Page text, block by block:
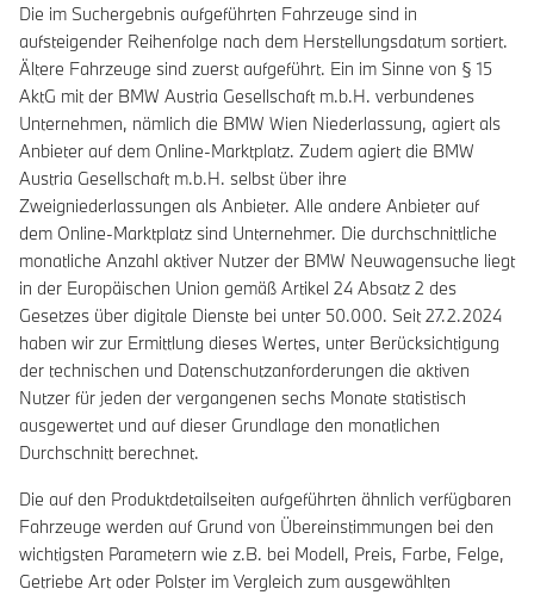
Die im Suchergebnis aufgeführten Fahrzeuge sind in
aufsteigender Reihenfolge nach dem Herstellungsdatum sortiert.
Ältere Fahrzeuge sind zuerst aufgeführt. Ein im Sinne von § 15
AktG mit der BMW Austria Gesellschaft m.b.H. verbundenes
Unternehmen, nämlich die BMW Wien Niederlassung, agiert als
Anbieter auf dem Online-Marktplatz. Zudem agiert die BMW
Austria Gesellschaft m.b.H. selbst über ihre
Zweigniederlassungen als Anbieter. Alle andere Anbieter auf
dem Online-Marktplatz sind Unternehmer. Die durchschnittliche
monatliche Anzahl aktiver Nutzer der BMW Neuwagensuche liegt
in der Europäischen Union gemäß Artikel 24 Absatz 2 des
Gesetzes über digitale Dienste bei unter 50.000. Seit 27.2.2024
haben wir zur Ermittlung dieses Wertes, unter Berücksichtigung
der technischen und Datenschutzanforderungen die aktiven
Nutzer für jeden der vergangenen sechs Monate statistisch
ausgewertet und auf dieser Grundlage den monatlichen
Durchschnitt berechnet.
Die auf den Produktdetailseiten aufgeführten ähnlich verfügbaren
Fahrzeuge werden auf Grund von Übereinstimmungen bei den
wichtigsten Parametern wie z.B. bei Modell, Preis, Farbe, Felge,
Getriebe Art oder Polster im Vergleich zum ausgewählten